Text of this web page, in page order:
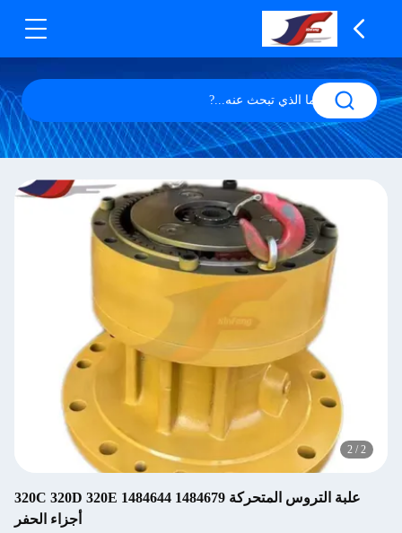
1
/
2
علبة التروس المتحركة 1484679 1484644 320C 320D 320E
أجزاء الحفر